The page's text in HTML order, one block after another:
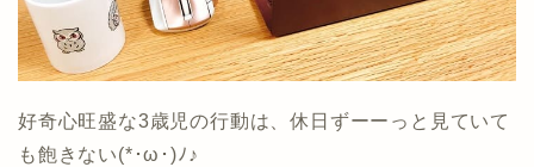
好奇心旺盛な3歳児の行動は、休日ずーーっと見ていて
も飽きない(*･ω･)ﾉ♪